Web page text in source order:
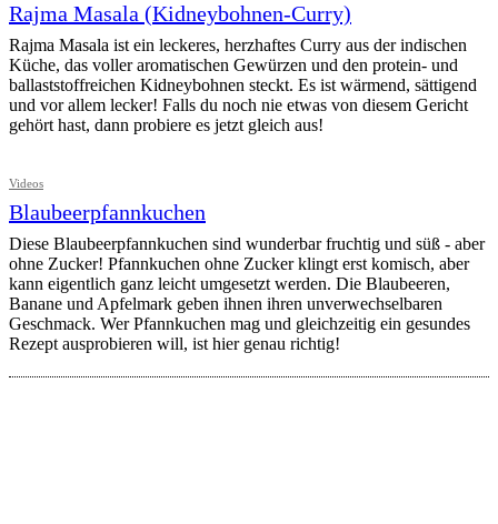
Rajma Masala (Kidneybohnen-Curry)
Rajma Masala ist ein leckeres, herzhaftes Curry aus der indischen
Küche, das voller aromatischen Gewürzen und den protein- und
ballaststoffreichen Kidneybohnen steckt. Es ist wärmend, sättigend
und vor allem lecker! Falls du noch nie etwas von diesem Gericht
gehört hast, dann probiere es jetzt gleich aus!
Videos
Blaubeerpfannkuchen
Diese Blaubeerpfannkuchen sind wunderbar fruchtig und süß - aber
ohne Zucker! Pfannkuchen ohne Zucker klingt erst komisch, aber
kann eigentlich ganz leicht umgesetzt werden. Die Blaubeeren,
Banane und Apfelmark geben ihnen ihren unverwechselbaren
Geschmack. Wer Pfannkuchen mag und gleichzeitig ein gesundes
Rezept ausprobieren will, ist hier genau richtig!